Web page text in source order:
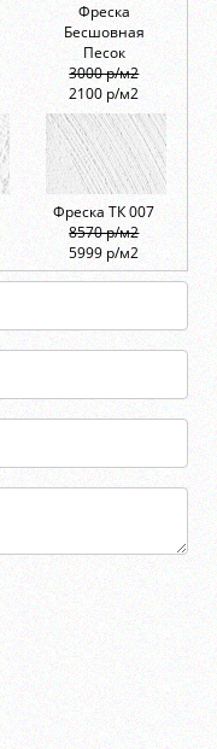
Фреска
Бесшовная
Песок
3000 р/м2
2100 р/м2
Фреска ТК 007
8570 р/м2
5999 р/м2